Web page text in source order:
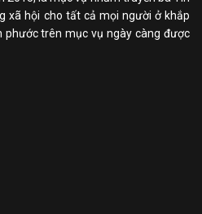
xã hội cho tất cả mọi người ở khắp
phước trên mục vụ ngày càng được